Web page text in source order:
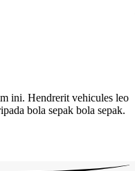
ini. Hendrerit vehicules leo
bola sepak bola sepak.